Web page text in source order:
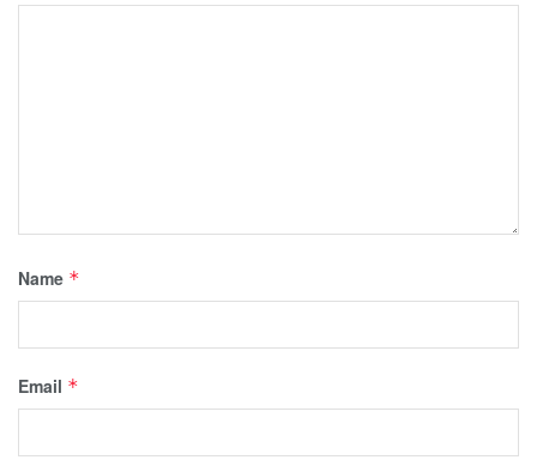
Name *
Email *